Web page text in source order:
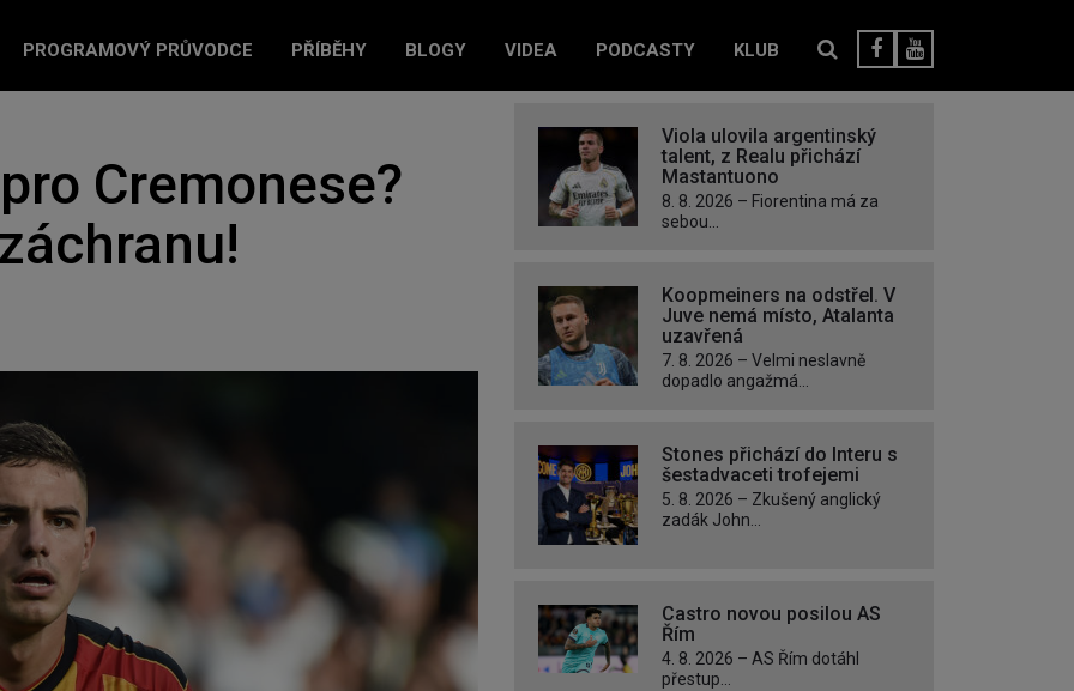
PROGRAMOVÝ PRŮVODCE PŘÍBĚHY BLOGY VIDEA PODCASTY KLUB
Cremonese?
Viola ulovila argentinský
talent, z Realu přichází
Mastantuono
8. 8. 2026 – Fiorentina má za
sebou...
Koopmeiners na odstřel. V
Juve nemá místo, Atalanta
uzavřená
7. 8. 2026 – Velmi neslavně
dopadlo angažmá...
Stones přichází do Interu s
šestadvaceti trofejemi
5. 8. 2026 – Zkušený anglický
zadák John...
Castro novou posilou AS
Řím
4. 8. 2026 – AS Řím dotáhl
přestup...